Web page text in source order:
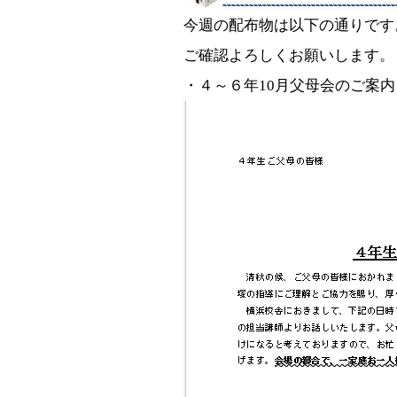
今週の配布物は以下の通りで
ご確認よろしくお願いします。
・４～６年10月父母会のご案内